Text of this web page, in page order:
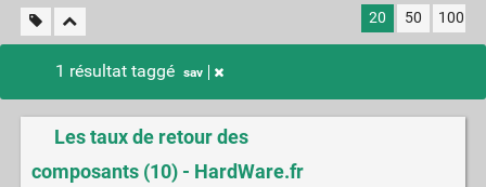
20 50 100
1 résultat taggé sav
Les taux de retour des
composants (10) - HardWare.fr